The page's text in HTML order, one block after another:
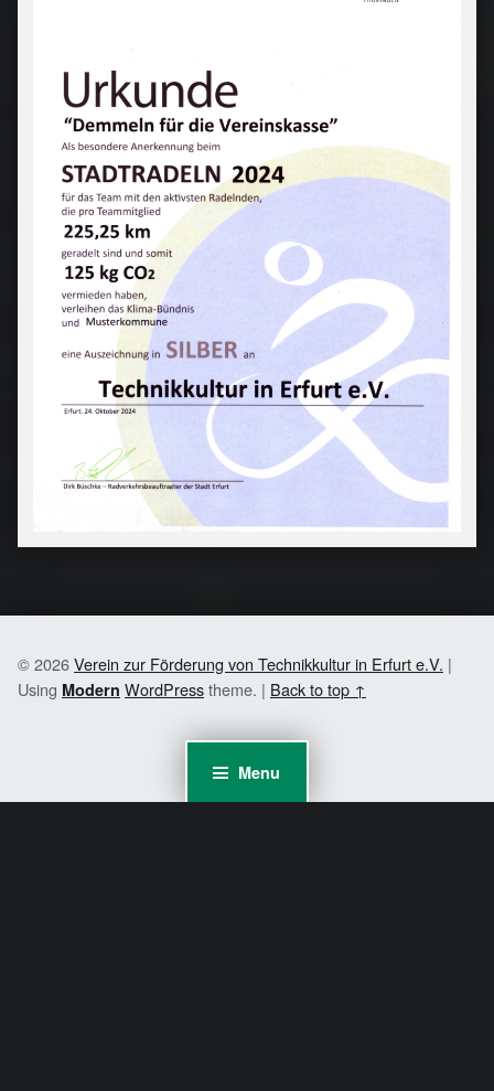
Menu
© 2026Verein zur Förderung von Technikkultur in Erfurt e.V. |
Using Modern WordPresstheme. | Back to top ↑